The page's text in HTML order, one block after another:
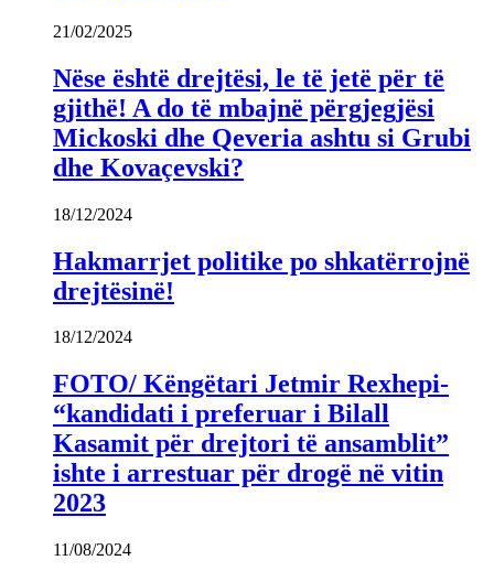
21/02/2025
Nëse është drejtësi, le të jetë për të
gjithë! A do të mbajnë përgjegjësi
Mickoski dhe Qeveria ashtu si Grubi
dhe Kovaçevski?
18/12/2024
Hakmarrjet politike po shkatërrojnë
drejtësinë!
18/12/2024
FOTO/ Këngëtari Jetmir Rexhepi-
“kandidati i preferuar i Bilall
Kasamit për drejtori të ansamblit”
ishte i arrestuar për drogë në vitin
2023
11/08/2024